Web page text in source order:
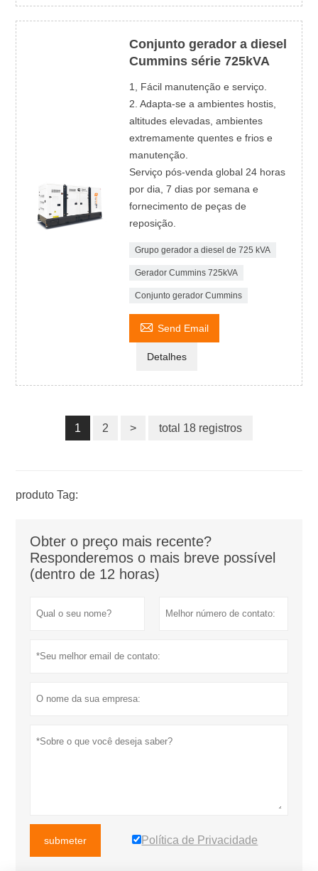
Conjunto gerador a diesel
Cummins série 725kVA
1, Fácil manutenção e serviço.
2. Adapta-se a ambientes hostis,
altitudes elevadas, ambientes
extremamente quentes e frios e
manutenção.
Serviço pós-venda global 24 horas
por dia, 7 dias por semana e
fornecimento de peças de
reposição.
Grupo gerador a diesel de 725 kVA
Gerador Cummins 725kVA
Conjunto gerador Cummins
 Send Email
Detalhes
1 2 > total 18 registros
produto Tag:
Obter o preço mais recente?
Responderemos o mais breve possível
(dentro de 12 horas)
submeter Política de Privacidade